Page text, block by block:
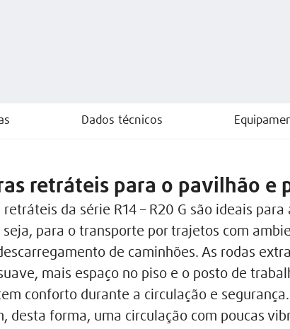
Dados técnicos
retráteis para o pavilhão e
da série R14 – R20 G são ideais
seja, para o transporte por trajetos com
de caminhões. As rodas
mais espaço no piso e o posto de
conforto durante a circulação e
desta forma, uma circulação com poucas